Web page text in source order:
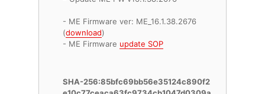
- ME Firmware ver: ME_16.1.38.2676
(download)
- ME Firmware update SOP
SHA-256:85bfc69bb56e35124c890f2